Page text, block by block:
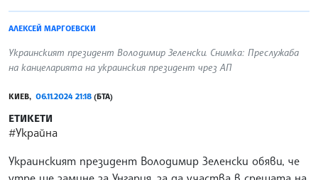
АЛЕКСЕЙ МАРГОЕВСКИ
Украинският президент Володимир Зеленски. Снимка: Преслужаба
на канцеларията на украинския президент чрез АП
КИЕВ, 06.11.2024 21:18 (БТА)
ЕТИКЕТИ
#Украйна
Украинският президент Володимир Зеленски обяви, че